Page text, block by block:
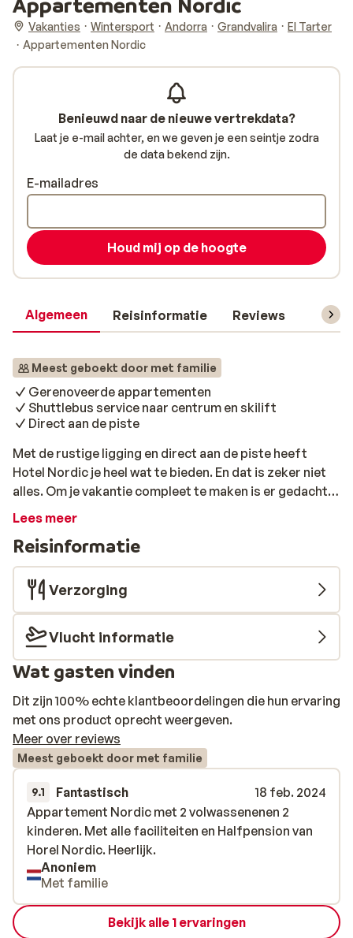
Vakanties Wintersport Andorra Grandvalira
El Tarter
Appartementen Nordic
Algemeen Reisinformatie Reviews
Meest geboekt door met familie
Gerenoveerde appartementen
Shuttlebus service naar centrum en skilift
Direct aan de piste
Met de rustige ligging en direct aan de piste heeft
Hotel Nordic je heel wat te bieden. En dat is zeker niet
alles. Om je vakantie compleet te maken is er gedacht
aan ontspanning, sport en spel. Zo heeft je
comfortabele slaapkamer. Een sportieve middag
breng je door in de fitnessruimte (Hotel Nordic), als je
nog energie over hebt na zo'n heerlijk actieve dag op de
piste. Om te ontspannen breng je een bezoek aan het
wellnesscentrum van Hotel Nordic; voor een paar
baantjes trekken in het zwembad en tot rust komen in
de sauna.
Lees meer
Reisinformatie
Verzorging
Vlucht informatie
Wat gasten vinden
Dit zijn 100% echte klantbeoordelingen die hun ervaring
met ons product oprecht weergeven.
Meer over reviews
Meest geboekt door met familie
9.1 Fantastisch
18 feb. 2024
Appartement Nordic met 2 volwassenenen 2
kinderen. Met alle faciliteiten en Halfpension van
Horel Nordic. Heerlijk.
Appartement Nordic met 2 volwassenenen 2
kinderen. Met alle faciliteiten en Halfpension van
Horel Nordic. Heerlijk.
Anoniem
Met familie
Bekijk alle 1 ervaringen
Benieuwd naar de nieuwe vertrekdata?
Laat je e-mail achter, en we geven je een seintje zodra
de data bekend zijn.
E-mailadres
Houd mij op de hoogte